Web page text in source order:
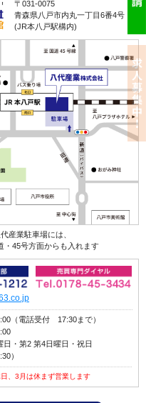
〒031-0075
青森県八戸市内丸一丁目6番4号
(JR本八戸駅構内)
代産業駐車場には、
・45号方面からも入れます
（電話受付 17:30まで）
日・第2 第4日曜日・祝日
）
、3月は休まず営業します